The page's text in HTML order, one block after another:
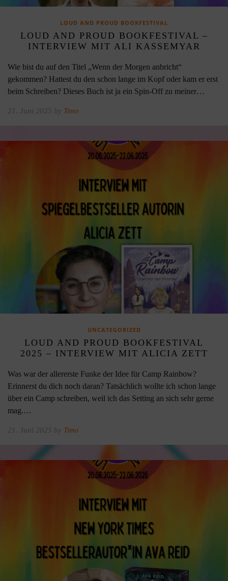
LOUD AND PROUD BOOKFESTIVAL
LOUD AND PROUD BOOKFESTIVAL –
INTERVIEW MIT ALI KASSEMYAR
Wie bist du auf den Titel „Wenn der Morgen anbricht“
gekommen? Hattest du den schon lange im Kopf oder kam er erst
beim Schreiben? Dieses Buch ist ja ein Spin-Off zu meiner…
21. Juni 2025 by Timo
UNCATEGORIZED
LOUD AND PROUD BOOKFESTIVAL
2025 – INTERVIEW MIT ALICIA ZETT
Was war der allererste Funke der Idee für Camp Rainbow?
Erinnerst du dich noch daran? Tatsächlich wollte ich schon lange
über ein Camp schreiben, weil ich das Setting an sich sehr gerne
mag.…
21. Juni 2025 by Timo